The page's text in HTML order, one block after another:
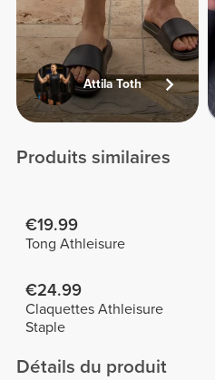
Attila Toth
Produits similaires
€19.99
Tong Athleisure
€24.99
Claquettes Athleisure
Staple
Détails du produit